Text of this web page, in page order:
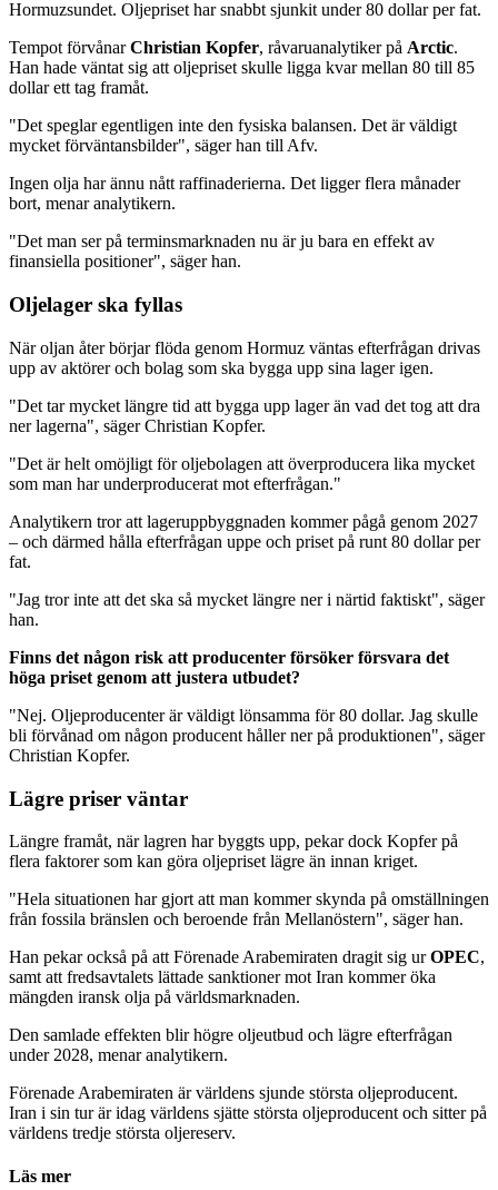
Hormuzsundet. Oljepriset har snabbt sjunkit under 80 dollar per fat.
Tempot förvånarChristian Kopfer, råvaruanalytiker på Arctic.
Han hade väntat sig att oljepriset skulle ligga kvar mellan 80 till 85
dollar ett tag framåt.
"Det speglar egentligen inte den fysiska balansen. Det är väldigt
mycket förväntansbilder", säger han till Afv.
Ingen olja har ännu nått raffinaderierna. Det ligger flera månader
bort, menar analytikern.
"Det man ser på terminsmarknaden nu är ju bara en effekt av
finansiella positioner", säger han.
Oljelager ska fyllas
När oljan åter börjar flöda genom Hormuz väntas efterfrågan drivas
upp av aktörer och bolag som ska bygga upp sina lager igen.
"Det tar mycket längre tid att bygga upp lager än vad det tog att dra
ner lagerna", säger Christian Kopfer.
"Det är helt omöjligt för oljebolagen att överproducera lika mycket
som man har underproducerat mot efterfrågan."
Analytikern tror att lageruppbyggnaden kommer pågå genom 2027
– och därmed hålla efterfrågan uppe och priset på runt 80 dollar per
fat.
"Jag tror inte att det ska så mycket längre ner i närtid faktiskt", säger
han.
Finns det någon risk att producenter försöker försvara det
höga priset genom att justera utbudet?
"Nej. Oljeproducenter är väldigt lönsamma för 80 dollar. Jag skulle
bli förvånad om någon producent håller ner på produktionen", säger
Christian Kopfer.
Lägre priser väntar
Längre framåt, när lagren har byggts upp, pekar dock Kopfer på
flera faktorer som kan göra oljepriset lägre än innan kriget.
"Hela situationen har gjort att man kommer skynda på omställningen
från fossila bränslen och beroende från Mellanöstern", säger han.
Han pekar också på att Förenade Arabemiraten dragit sig urOPEC,
samt att fredsavtalets lättade sanktioner mot Iran kommer öka
mängden iransk olja på världsmarknaden.
Den samlade effekten blir högre oljeutbud och lägre efterfrågan
under 2028, menar analytikern.
Förenade Arabemiraten är världens sjunde största oljeproducent.
Iran i sin tur är idag världens sjätte största oljeproducent och sitter på
världens tredje största oljereserv.
Läs mer